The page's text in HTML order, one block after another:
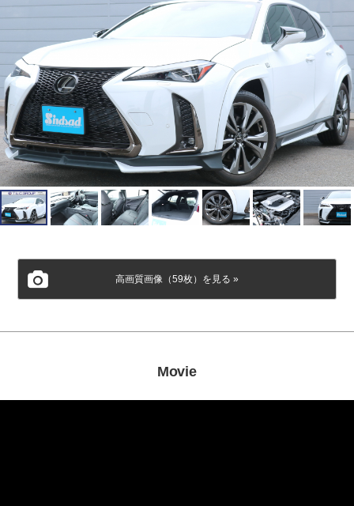
リクルート
会社概要
個人情報保護方針
高画質画像（59枚）を見る »
Movie